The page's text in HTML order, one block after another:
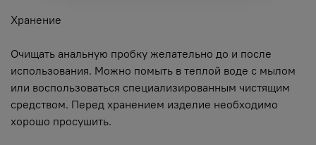
Хранение
Очищать анальную пробку желательно до и после
использования. Можно помыть в теплой воде с мылом
или воспользоваться специализированным чистящим
средством. Перед хранением изделие необходимо
хорошо просушить.